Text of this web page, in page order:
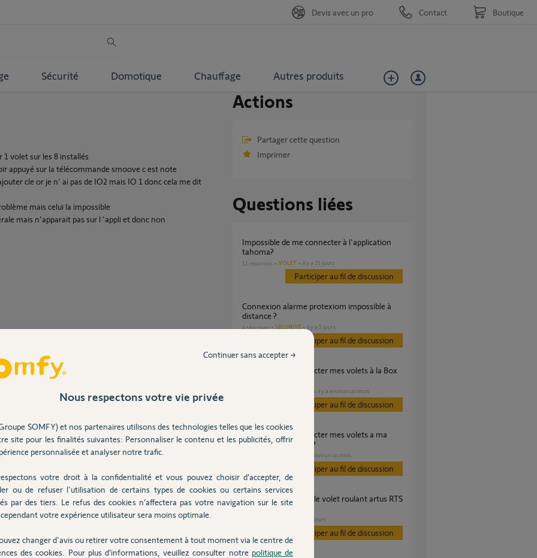
Sécurité Domotique Chauffage Autres produits
Devis avec un pro Contact Boutique
volet sur les 8 installés
appuyé sur la télécommande smoove c est note
cle or je n' ai pas de IO2 mais IO 1 donc cela me dit
mais celui la impossible
mais n'apparait pas sur l 'appli et donc non
Si tel est le cas, il semble que ce moteur
de celui-ci et de tester de nouveau
Actions
Partager cette question
Imprimer
Questions liées
Impossible de me connecter à l'application
tahoma?
11 réponses VOLET il y a 23 jours
Participer au fil de discussion
Connexion alarme protexiom impossible à
distance ?
4 réponses SÉCURITÉ il y a 5 jours
Participer au fil de discussion
il y a environ un mois
Participer au fil de discussion
Impossible de connecter mes volets a ma
nouvelle box switch?
il y a environ un mois
Participer au fil de discussion
Connexion impossible volet roulant artus RTS
sur tahoma switch
il y a 8 jours
Participer au fil de discussion
Nous respectons votre vie privée
SOMFY) et nos partenaires utilisons des technologies telles que les cookies
site pour les finalités suivantes: Personnaliser le contenu et les publicités, offrir
personnalisée et analyser notre trafic.
votre droit à la confidentialité et vous pouvez choisir d’accepter, de
ou de refuser l'utilisation de certains types de cookies ou certains services
par des tiers. Le refus des cookies n’affectera pas votre navigation sur le site
votre expérience utilisateur sera moins optimale.
changer d'avis ou retirer votre consentement à tout moment via le centre de
des cookies. Pour plus d’informations, veuillez consulter notre politique de
Continuer sans accepter →